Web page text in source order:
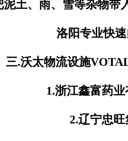
土、雨、雪等杂物带
洛阳专业快
三.沃太物流设施
1.浙江鑫富药业
2.辽宁忠旺